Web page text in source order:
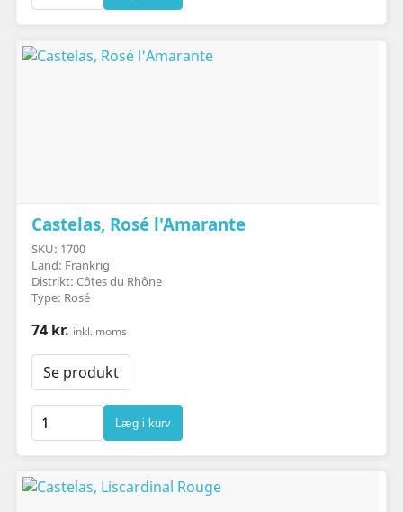
Castelas, Rosé l'Amarante
SKU: 1700
Land: Frankrig
Distrikt: Côtes du Rhône
Type: Rosé
74 kr. inkl. moms
Se produkt
Læg i kurv